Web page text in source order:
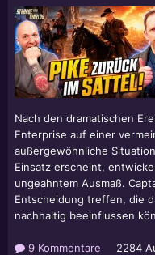
Nach den dramatischen
Enterprise auf einer
außergewöhnliche
Einsatz erscheint,
ungeahntem Ausmaß.
Entscheidung treffen, die
nachhaltig beeinflussen
9 Kommentare 2284